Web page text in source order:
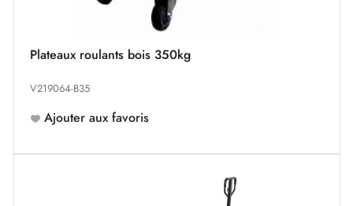
Plateaux roulants bois 350kg
V219064-B35
Ajouter aux favoris